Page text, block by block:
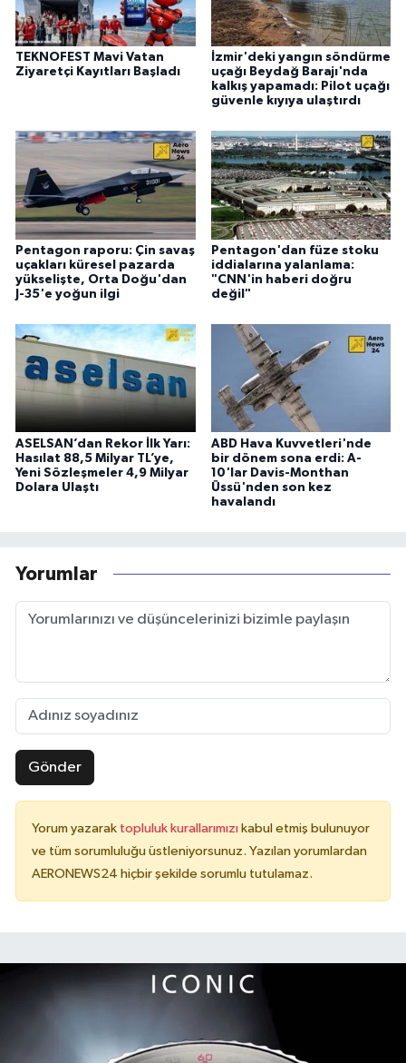
TEKNOFEST Mavi Vatan
Ziyaretçi Kayıtları Başladı
İzmir'deki yangın söndürme
uçağı Beydağ Barajı'nda
kalkış yapamadı: Pilot uçağı
güvenle kıyıya ulaştırdı
Pentagon raporu: Çin savaş
uçakları küresel pazarda
yükselişte, Orta Doğu'dan
J-35'e yoğun ilgi
Pentagon'dan füze stoku
iddialarına yalanlama:
"CNN'in haberi doğru
değil"
ASELSAN’dan Rekor İlk Yarı:
Hasılat 88,5 Milyar TL’ye,
Yeni Sözleşmeler 4,9 Milyar
Dolara Ulaştı
ABD Hava Kuvvetleri'nde
bir dönem sona erdi: A-
10'lar Davis-Monthan
Üssü'nden son kez
havalandı
Yorumlar
Gönder
Yorum yazarak topluluk kurallarımızı kabul etmiş bulunuyor
ve tüm sorumluluğu üstleniyorsunuz. Yazılan yorumlardan
AERONEWS24 hiçbir şekilde sorumlu tutulamaz.